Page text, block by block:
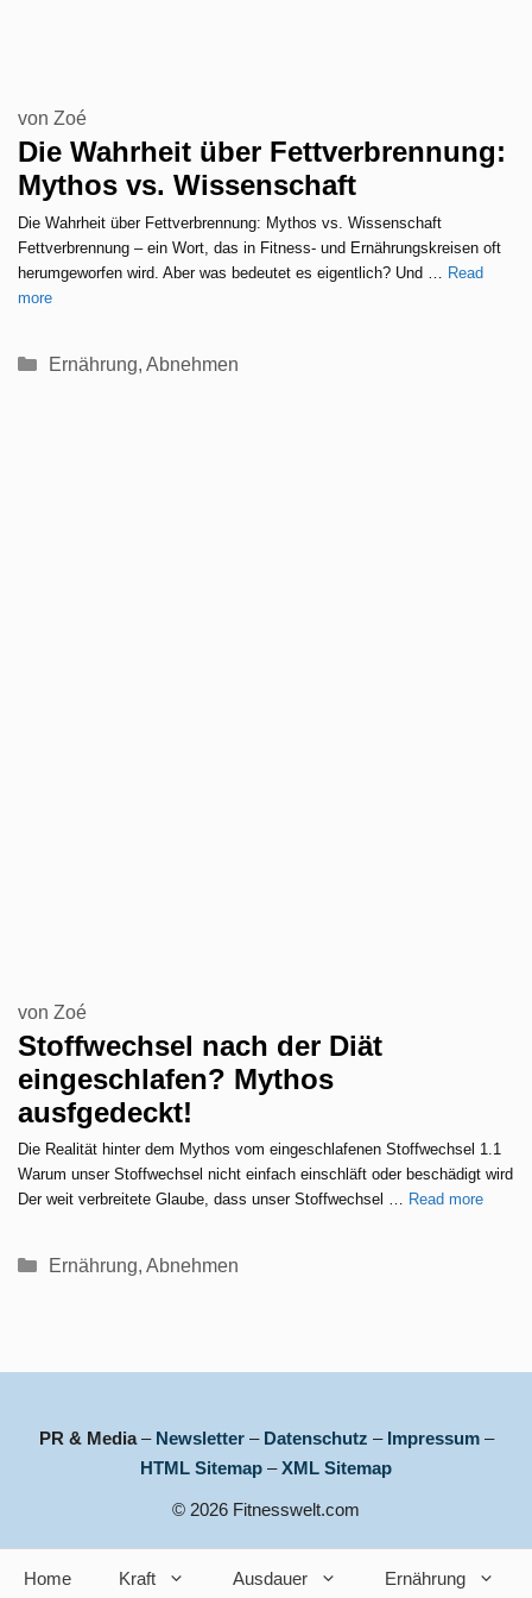
Die Wahrheit über Fettverbrennung:
Mythos vs. Wissenschaft
von Zoé
Die Wahrheit über Fettverbrennung: Mythos vs. Wissenschaft
Fettverbrennung – ein Wort, das in Fitness- und Ernährungskreisen oft
herumgeworfen wird. Aber was bedeutet es eigentlich? Und …
Read
more
Kategorien
Ernährung, Abnehmen
Stoffwechsel nach der Diät
eingeschlafen? Mythos
ausfgedeckt!
von Zoé
Die Realität hinter dem Mythos vom eingeschlafenen Stoffwechsel 1.1
Warum unser Stoffwechsel nicht einfach einschläft oder beschädigt wird
Der weit verbreitete Glaube, dass unser Stoffwechsel … Read more
Kategorien
Ernährung, Abnehmen
PR & Media– Newsletter– Datenschutz – Impressum–
HTML Sitemap –XML Sitemap
© 2026 Fitnesswelt.com
Home Kraft Ausdauer Ernährung